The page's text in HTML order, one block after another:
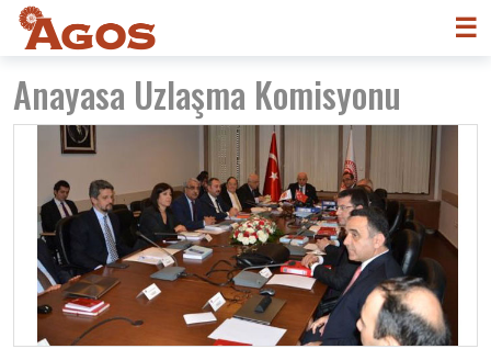
☰
Anayasa Uzlaşma Komisyonu